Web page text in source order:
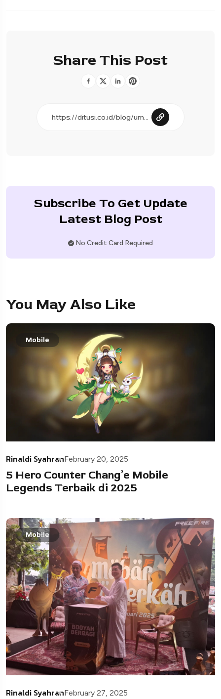
Share This Post
Subscribe To Get Update
Latest Blog Post
No Credit Card Required
You May Also Like
Mobile
Rinaldi SyahranFebruary 20, 2025
5 Hero Counter Chang’e Mobile
Legends Terbaik di 2025
Mobile
Rinaldi SyahranFebruary 27, 2025